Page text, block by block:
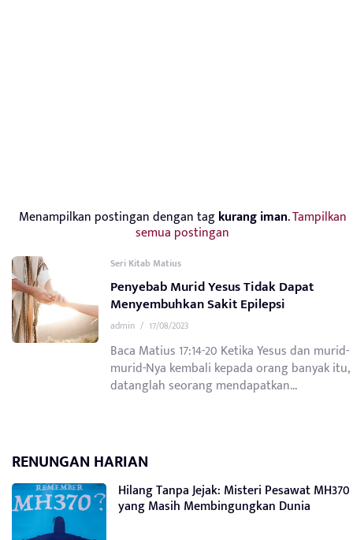
Menampilkan postingan dengan tagkurang iman.Tampilkan
semua postingan
Seri Kitab Matius
Penyebab Murid Yesus Tidak Dapat
Menyembuhkan Sakit Epilepsi
admin / 17/08/2023
Baca Matius 17:14-20 Ketika Yesus dan murid-
murid-Nya kembali kepada orang banyak itu,
datanglah seorang mendapatkan...
RENUNGAN HARIAN
Hilang Tanpa Jejak: Misteri Pesawat MH370
yang Masih Membingungkan Dunia